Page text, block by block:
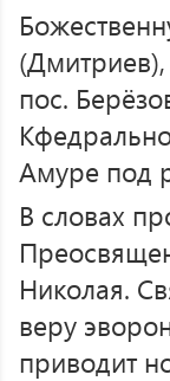
пос.
Амуре под
В словах
Николая.
веру
приводит